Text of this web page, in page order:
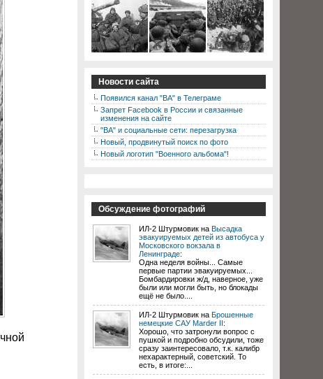
Новости сайта
Появился канал "ВА" в Телеграме
Запрет Facebook в России и связанные
изменения на сайте
"ВА" и социальные сети: перезагрузка
Новый, продвинутый поиск по фото
Новый логотип "Военного альбома"!
Обсуждение фотографий
ИЛ-2 Штурмовик на Высадка
эвакуируемых детей из автобуса у
Московского вокзала в
Ленинграде:
Одна неделя войны... Самые
первые партии эвакуируемых...
Бомбардировки ж/д, наверное, уже
были или могли быть, но блокады
ещё не было....
ИЛ-2 Штурмовик на Брошенные
немецкие САУ Marder II:
Хорошо, что затронули вопрос с
пушкой и подробно обсудили, тоже
сразу заинтересовало, т.к. калибр
нехарактерный, советский. То
есть, в итоге:...